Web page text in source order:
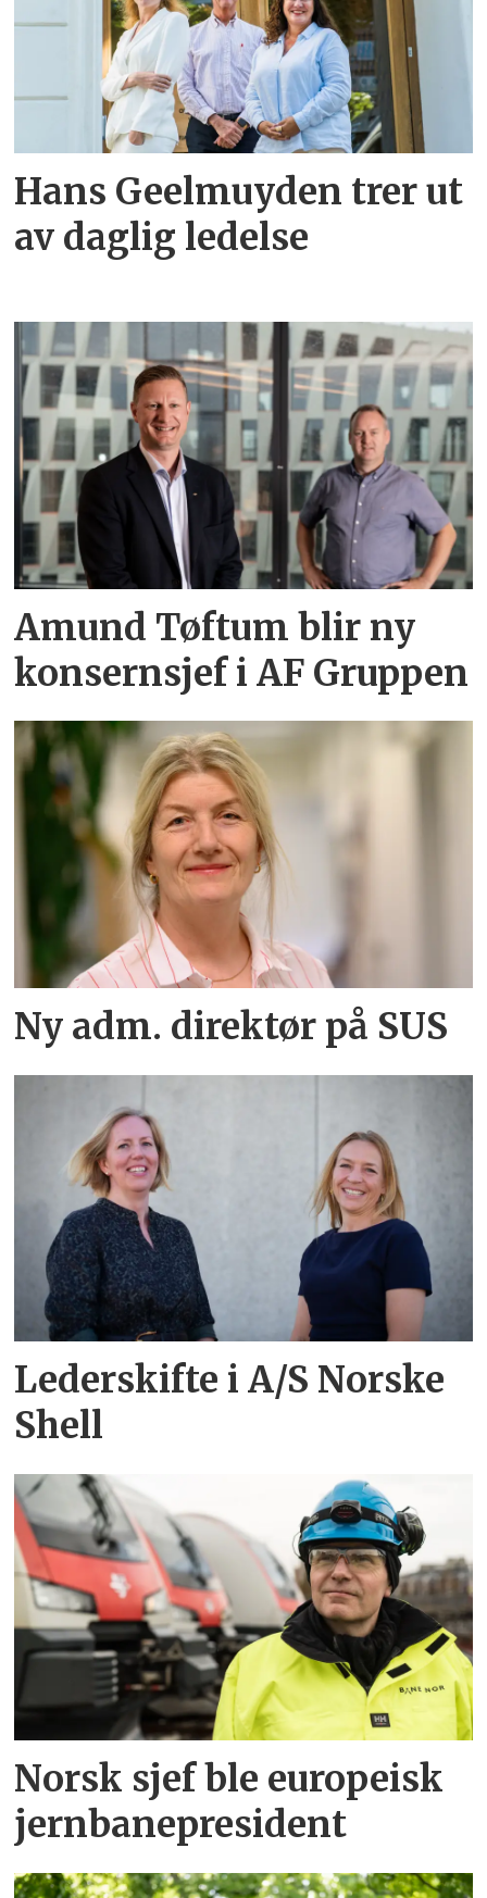
Hans Geelmuyden trer ut
av daglig ledelse
Amund Tøftum blir ny
konsernsjef i AF Gruppen
Ny adm. direktør på SUS
Lederskifte i A/S Norske
Shell
Norsk sjef ble europeisk
jernbanepresident